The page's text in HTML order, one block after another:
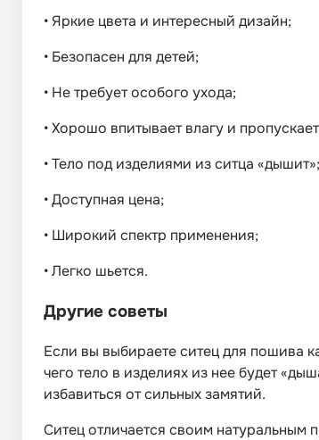
• Яркие цвета и интересный дизайн;
• Безопасен для детей;
• Не требует особого ухода;
•Хорошо впитывает влагу и
•Тело под изделиями из ситца «дышит»;
•Доступная цена;
• Широкий спектр применения;
•Легко шьется.
Другие советы
Если вы выбираете ситец для пошива
чего тело в изделиях из нее будет
избавиться от сильных замятий.
Ситец отличается своим натуральным